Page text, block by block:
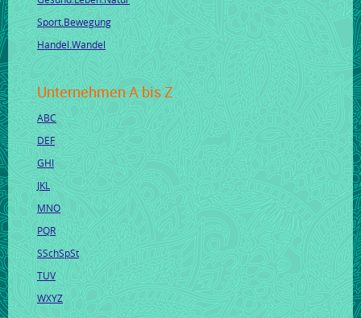
Sport.Bewegung
Handel.Wandel
Unternehmen A bis Z
ABC
DEF
GHI
JKL
MNO
PQR
SSchSpSt
TUV
WXYZ